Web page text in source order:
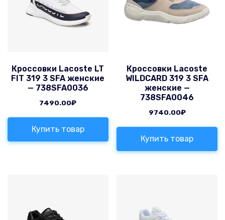
Кроссовки Lacoste LT
FIT 319 3 SFA женские
— 738SFA0036
7490.00₽
Купить товар
Кроссовки Lacoste
WILDCARD 319 3 SFA
женские —
738SFA0046
9740.00₽
Купить товар